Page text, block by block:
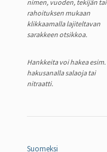
nimen, vuoden, tekijän tai
rahoituksen mukaan
klikkaamalla lajiteltavan
sarakkeen otsikkoa.
Hankkeita voi hakea esim.
hakusanalla salaoja tai
nitraatti.
Suomeksi